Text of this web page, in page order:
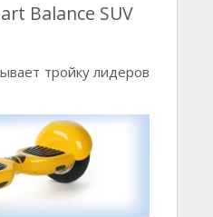
Balance SUV
тройку лидеров